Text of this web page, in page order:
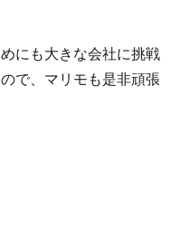
にも大きな会社に挑戦
で、マリモも是非頑張